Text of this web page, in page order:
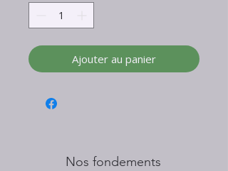
Ajouter au panier
Nos fondements